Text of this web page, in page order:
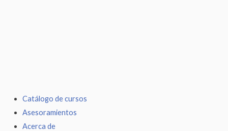
Catálogo de cursos
Asesoramientos
Acerca de